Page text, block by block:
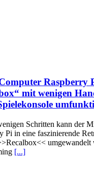
Raspberry
mit wenigen
Schritten kann der
Pi in eine faszinierende
umgewandelt
[...]